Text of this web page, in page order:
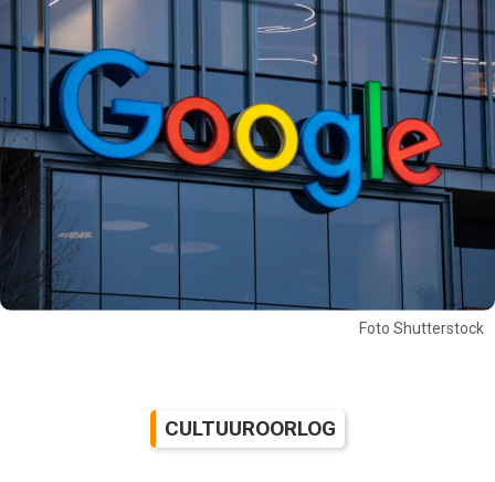
Foto Shutterstock
CULTUUROORLOG